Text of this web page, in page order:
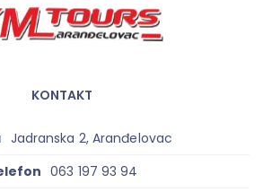
KONTAKT
Jadranska 2, Aranđelovac
063 197 93 94